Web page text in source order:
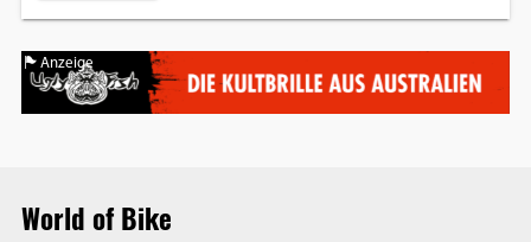
Anzeige
World of Bike